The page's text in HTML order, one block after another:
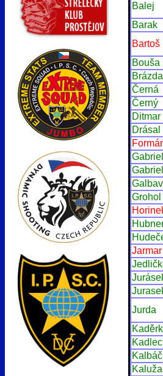
Balej
Barak
Bartoš
Bouša
Brázda
Černá
Černý
Ditmar
Drásal
Gabriel
Gabriel
Grohol
Jarmar
Jurda
Kadlec
Kalbáč
Kaluža